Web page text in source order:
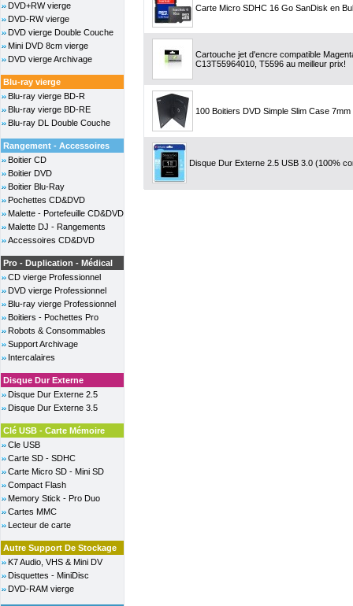
DVD+RW vierge
DVD-RW vierge
DVD vierge Double Couche
Mini DVD 8cm vierge
DVD vierge Archivage
Blu-ray vierge
Blu-ray vierge BD-R
Blu-ray vierge BD-RE
Blu-ray DL Double Couche
Rangement - Accessoires
Boitier CD
Boitier DVD
Boitier Blu-Ray
Pochettes CD&DVD
Malette - Portefeuille CD&DVD
Malette DJ - Rangements
Accessoires CD&DVD
Pro - Duplication - Médical
CD vierge Professionnel
DVD vierge Professionnel
Blu-ray vierge Professionnel
Boitiers - Pochettes Pro
Robots & Consommables
Support Archivage
Intercalaires
Disque Dur Externe
Disque Dur Externe 2.5
Disque Dur Externe 3.5
Clé USB - Carte Mémoire
Cle USB
Carte SD - SDHC
Carte Micro SD - Mini SD
Compact Flash
Memory Stick - Pro Duo
Cartes MMC
Lecteur de carte
Autre Support De Stockage
K7 Audio, VHS & Mini DV
Disquettes - MiniDisc
DVD-RAM vierge
Carte Micro SDHC 16 Go SanDisk en
Cartouche jet d'encre compatible
C13T55964010, T5596 au meilleur prix!
100 Boitiers DVD Simple Slim Case
Disque Dur Externe 2.5 USB 3.0 (100%